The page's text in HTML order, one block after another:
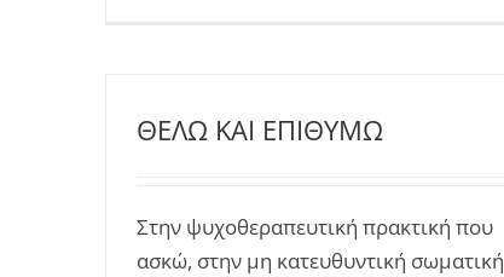
ΘΕΛΩ ΚΑΙ ΕΠΙΘΥΜΩ
Στην ψυχοθεραπευτική πρακτική που
ασκώ, στην μη κατευθυντική σωματική